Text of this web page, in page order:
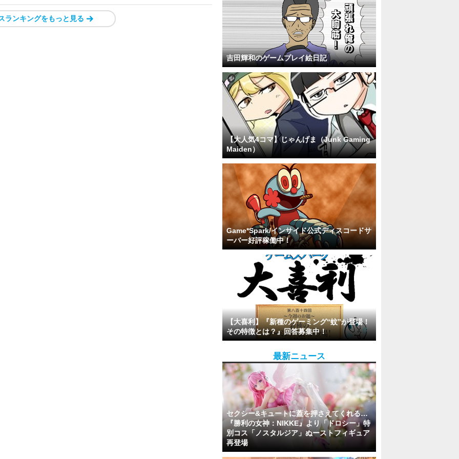
ランキングをもっと見る
吉田輝和のゲームプレイ絵日記
【大人気4コマ】じゃんげま（Junk Gaming
Maiden）
Game*Spark/インサイド公式ディスコードサ
ーバー好評稼働中！
【大喜利】『新種のゲーミング“蚊”が登場！
その特徴とは？』回答募集中！
最新ニュース
セクシー&キュートに蓋を押さえてくれる…
『勝利の女神：NIKKE』より「ドロシー」特
別コス「ノスタルジア」ぬーストフィギュア
再登場